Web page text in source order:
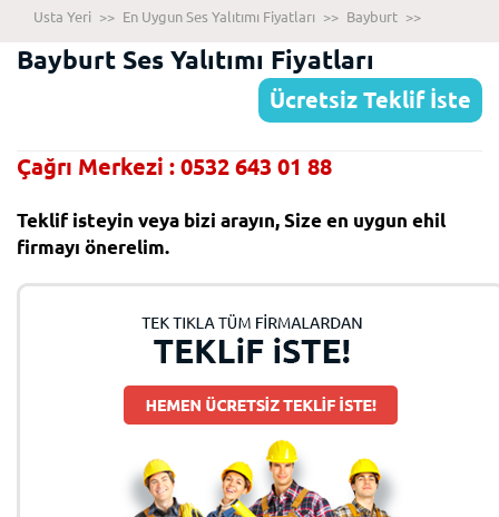
Usta Yeri >> En Uygun Ses Yalıtımı Fiyatları >> Bayburt >>
Bayburt Ses Yalıtımı Fiyatları
Ücretsiz Teklif İste
Çağrı Merkezi : 0532 643 01 88
Teklif isteyin veya bizi arayın, Size en uygun ehil
firmayı önerelim.